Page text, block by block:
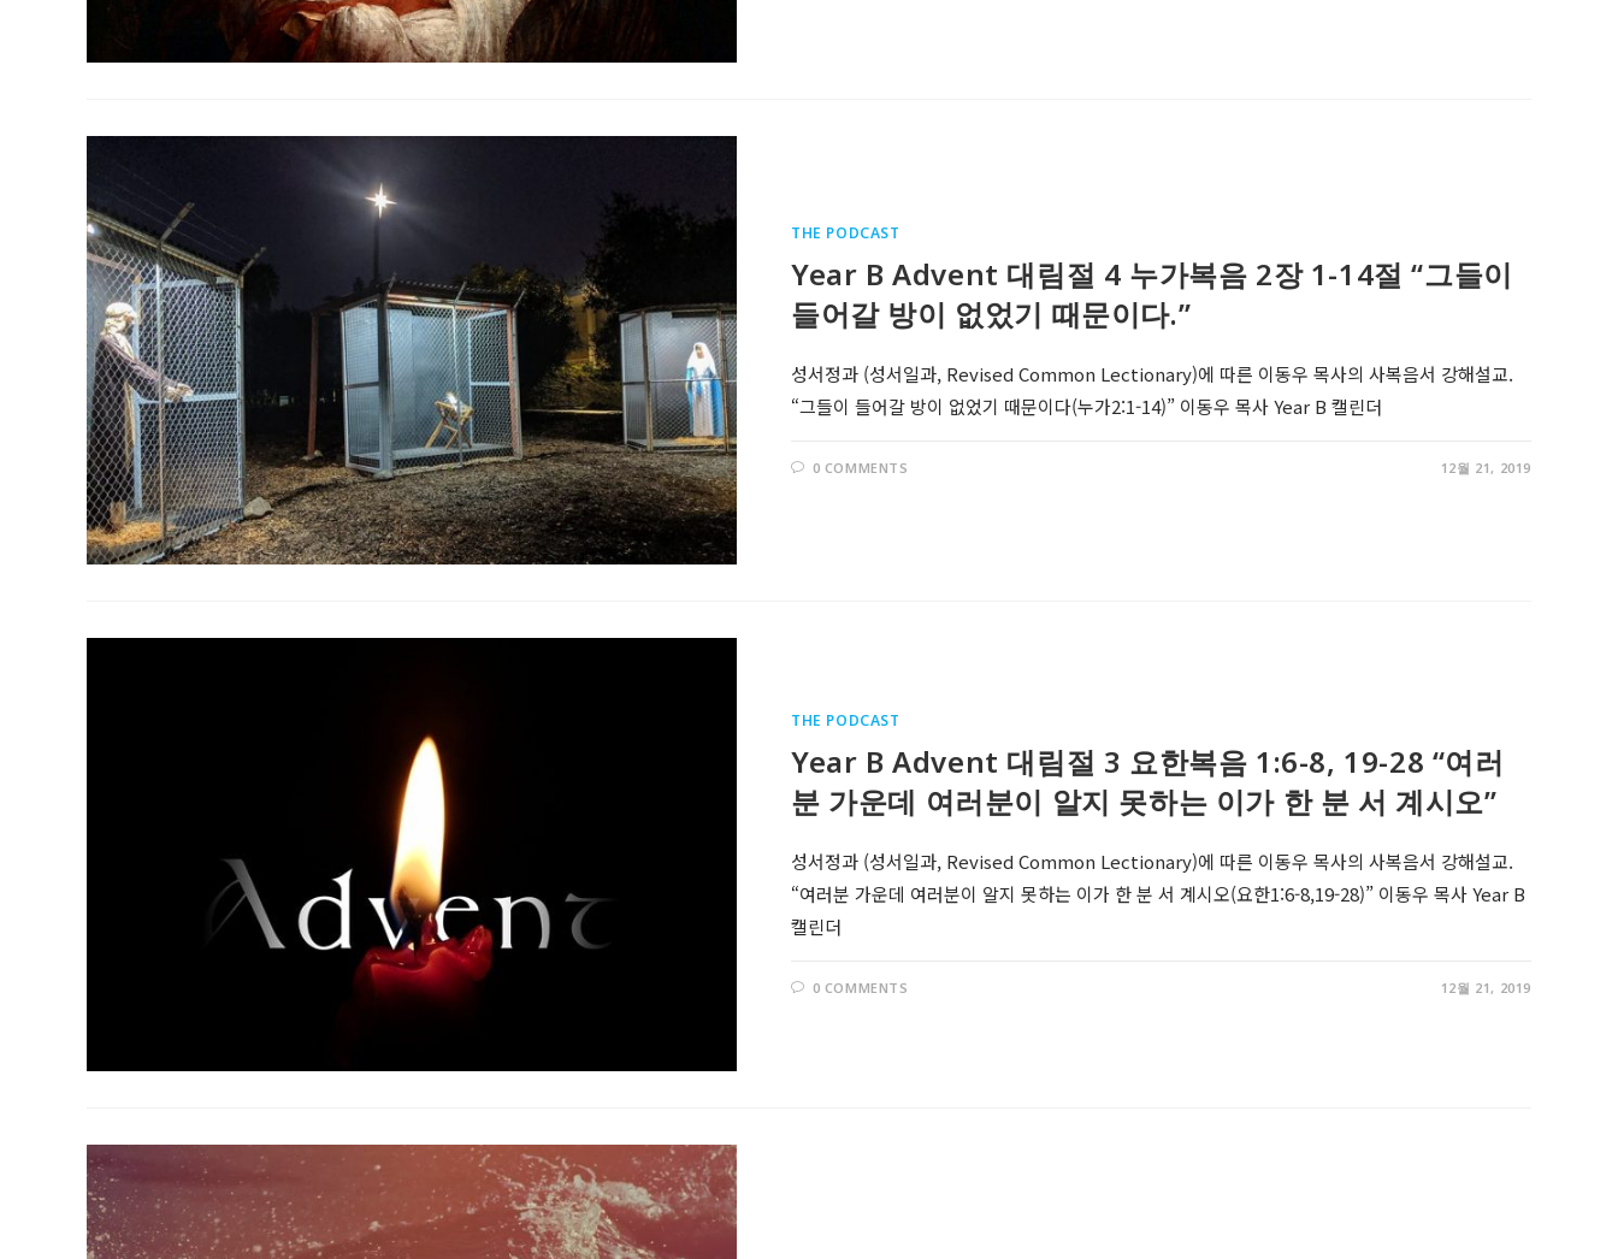
THE PODCAST
Year B Advent 대림절 4 누가복음 2장 1-14절 “그들이
들어갈 방이 없었기 때문이다.”
성서정과 (성서일과, Revised Common Lectionary)에 따른 이동우 목사의 사복음서 강해설교.
“그들이 들어갈 방이 없었기 때문이다(누가2:1-14)” 이동우 목사 Year B 캘린더
0 COMMENTS 12월 21, 2019
THE PODCAST
Year B Advent 대림절 3 요한복음 1:6-8, 19-28 “여러
분 가운데 여러분이 알지 못하는 이가 한 분 서 계시오”
성서정과 (성서일과, Revised Common Lectionary)에 따른 이동우 목사의 사복음서 강해설교.
“여러분 가운데 여러분이 알지 못하는 이가 한 분 서 계시오(요한1:6-8,19-28)” 이동우 목사 Year B
캘린더
0 COMMENTS 12월 21, 2019